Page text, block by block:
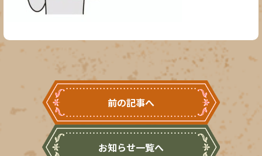
前の記事へ
お知らせ一覧へ